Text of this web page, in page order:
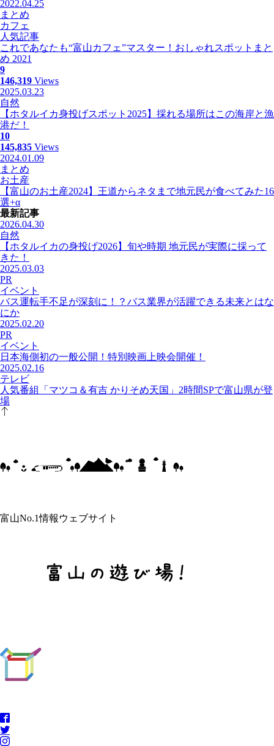
2022.04.25
まとめ
カフェ
人気記事
これであなたも“富山カフェ”マスター！おしゃれスポットまと
め 2021
9
146,319 Views
2025.03.23
自然
【ホタルイカ身投げスポット2025】採れる場所はこの海岸と漁
港だ！
10
145,835 Views
2024.01.09
まとめ
お土産
【富山のお土産2024】王道からネタまで地元民が食べてみた16
選+α
最新記事
2026.04.30
自然
【ホタルイカの身投げ2026】旬や時期 地元民が実際に採って
きた！
2025.03.03
PR
イベント
バス運転手不足が深刻に！？バス業界が活躍できる未来とはな
にか
2025.02.20
PR
イベント
日本海側初の一般公開！特別映画上映会開催！
2025.02.16
テレビ
人気番組「マツコ＆有吉 かりそめ天国」2時間SPで富山県が登
場
富山No.1情報ウェブサイト